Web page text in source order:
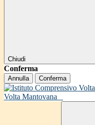
Chiudi
Conferma
Annulla Conferma
Volta Mantovana